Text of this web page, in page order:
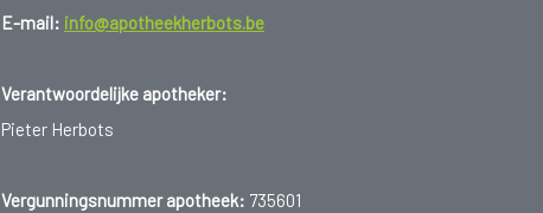
E-mail: info@apotheekherbots.be
Verantwoordelijke apotheker:
Pieter Herbots
Vergunningsnummer apotheek: 735601